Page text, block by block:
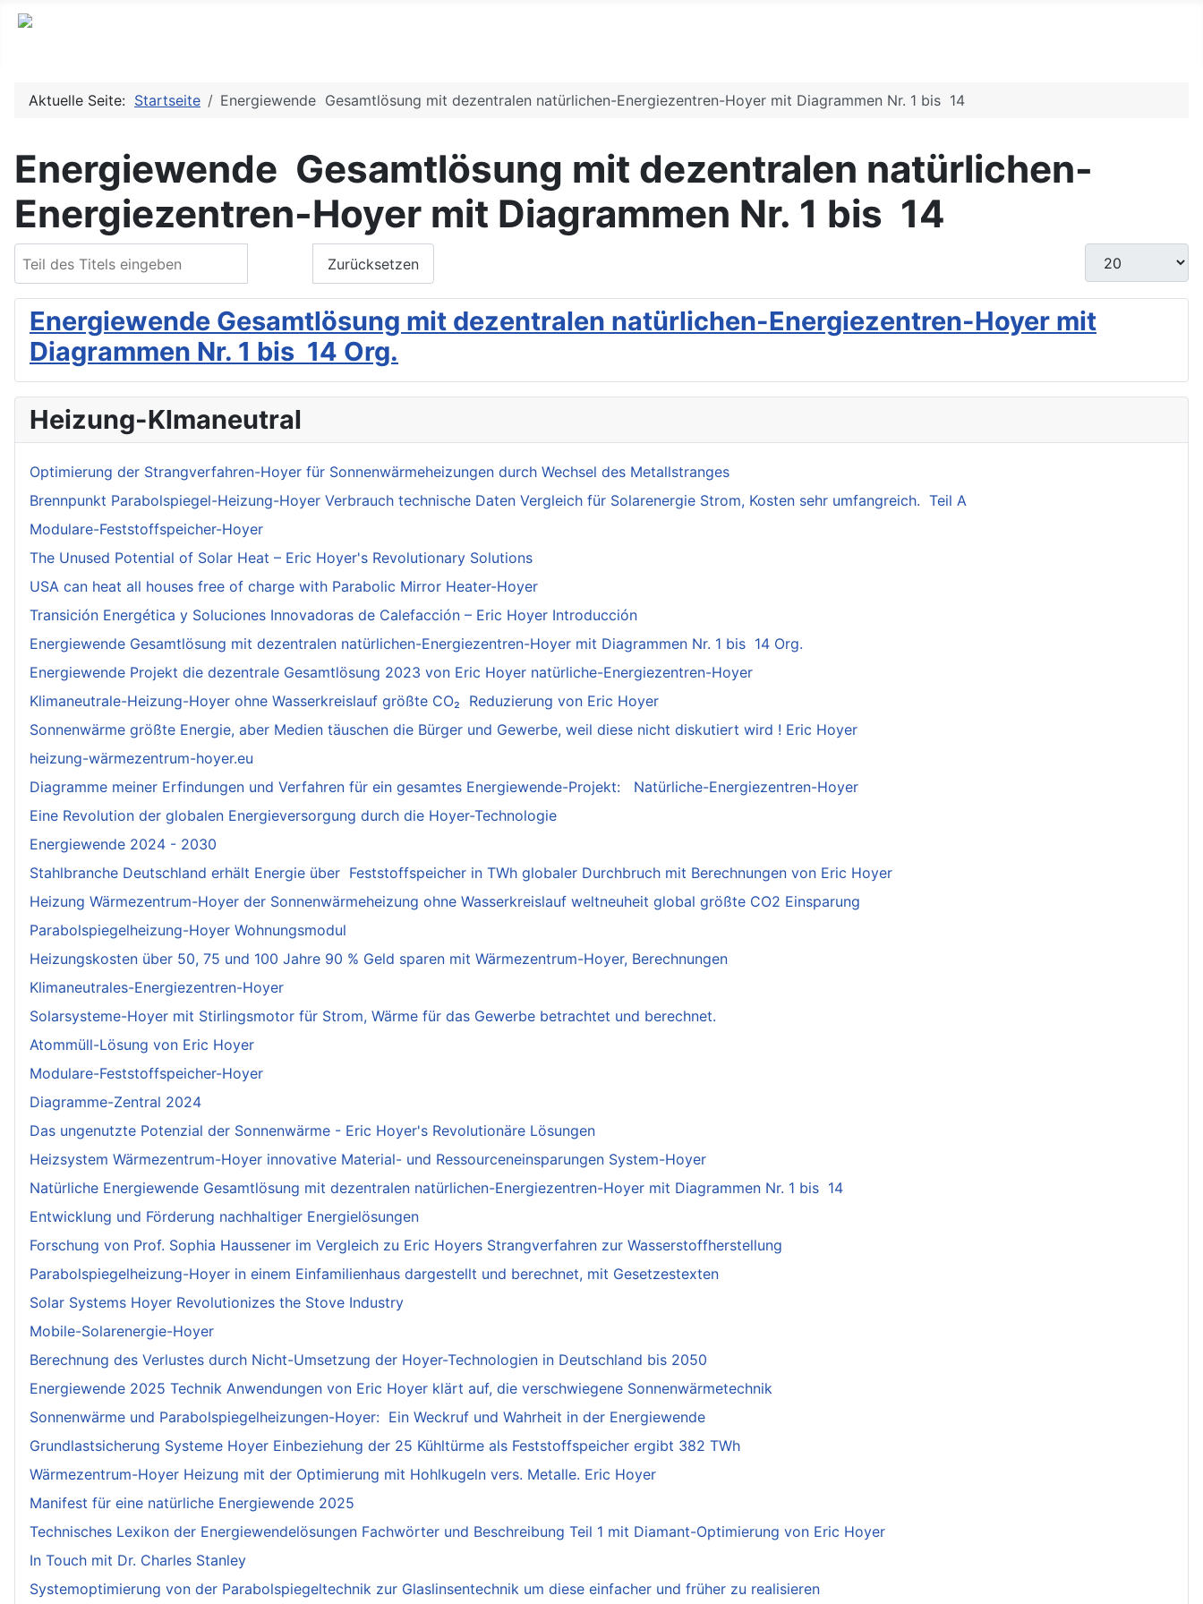
Aktuelle Seite: Startseite Energiewende Gesamtlösung mit dezentralen natürlichen-Energiezentren-Hoyer mit Diagrammen Nr. 1 bis 14
Energiewende Gesamtlösung mit dezentralen natürlichen-
Energiezentren-Hoyer mit Diagrammen Nr. 1 bis 14
Zurücksetzen
Anzeige #
Energiewende Gesamtlösung mit dezentralen natürlichen-Energiezentren-Hoyer mit
Diagrammen Nr. 1 bis 14 Org.
Heizung-Klmaneutral
Optimierung der Strangverfahren-Hoyer für Sonnenwärmeheizungen durch Wechsel des Metallstranges
Brennpunkt Parabolspiegel-Heizung-Hoyer Verbrauch technische Daten Vergleich für Solarenergie Strom, Kosten sehr umfangreich. Teil A
Modulare-Feststoffspeicher-Hoyer
The Unused Potential of Solar Heat – Eric Hoyer's Revolutionary Solutions
USA can heat all houses free of charge with Parabolic Mirror Heater-Hoyer
Transición Energética y Soluciones Innovadoras de Calefacción – Eric Hoyer Introducción
Energiewende Gesamtlösung mit dezentralen natürlichen-Energiezentren-Hoyer mit Diagrammen Nr. 1 bis 14 Org.
Energiewende Projekt die dezentrale Gesamtlösung 2023 von Eric Hoyer natürliche-Energiezentren-Hoyer
Klimaneutrale-Heizung-Hoyer ohne Wasserkreislauf größte CO₂ Reduzierung von Eric Hoyer
Sonnenwärme größte Energie, aber Medien täuschen die Bürger und Gewerbe, weil diese nicht diskutiert wird ! Eric Hoyer
heizung-wärmezentrum-hoyer.eu
Diagramme meiner Erfindungen und Verfahren für ein gesamtes Energiewende-Projekt: Natürliche-Energiezentren-Hoyer
Eine Revolution der globalen Energieversorgung durch die Hoyer-Technologie
Energiewende 2024 - 2030
Stahlbranche Deutschland erhält Energie über Feststoffspeicher in TWh globaler Durchbruch mit Berechnungen von Eric Hoyer
Heizung Wärmezentrum-Hoyer der Sonnenwärmeheizung ohne Wasserkreislauf weltneuheit global größte CO2 Einsparung
Parabolspiegelheizung-Hoyer Wohnungsmodul
Heizungskosten über 50, 75 und 100 Jahre 90 % Geld sparen mit Wärmezentrum-Hoyer, Berechnungen
Klimaneutrales-Energiezentren-Hoyer
Solarsysteme-Hoyer mit Stirlingsmotor für Strom, Wärme für das Gewerbe betrachtet und berechnet.
Atommüll-Lösung von Eric Hoyer
Modulare-Feststoffspeicher-Hoyer
Diagramme-Zentral 2024
Das ungenutzte Potenzial der Sonnenwärme - Eric Hoyer's Revolutionäre Lösungen
Heizsystem Wärmezentrum-Hoyer innovative Material- und Ressourceneinsparungen System-Hoyer
Natürliche Energiewende Gesamtlösung mit dezentralen natürlichen-Energiezentren-Hoyer mit Diagrammen Nr. 1 bis 14
Entwicklung und Förderung nachhaltiger Energielösungen
Forschung von Prof. Sophia Haussener im Vergleich zu Eric Hoyers Strangverfahren zur Wasserstoffherstellung
Parabolspiegelheizung-Hoyer in einem Einfamilienhaus dargestellt und berechnet, mit Gesetzestexten
Solar Systems Hoyer Revolutionizes the Stove Industry
Mobile-Solarenergie-Hoyer
Berechnung des Verlustes durch Nicht-Umsetzung der Hoyer-Technologien in Deutschland bis 2050
Energiewende 2025 Technik Anwendungen von Eric Hoyer klärt auf, die verschwiegene Sonnenwärmetechnik
Sonnenwärme und Parabolspiegelheizungen-Hoyer: Ein Weckruf und Wahrheit in der Energiewende
Grundlastsicherung Systeme Hoyer Einbeziehung der 25 Kühltürme als Feststoffspeicher ergibt 382 TWh
Wärmezentrum-Hoyer Heizung mit der Optimierung mit Hohlkugeln vers. Metalle. Eric Hoyer
Manifest für eine natürliche Energiewende 2025
Technisches Lexikon der Energiewendelösungen Fachwörter und Beschreibung Teil 1 mit Diamant-Optimierung von Eric Hoyer
In Touch mit Dr. Charles Stanley
Systemoptimierung von der Parabolspiegeltechnik zur Glaslinsentechnik um diese einfacher und früher zu realisieren